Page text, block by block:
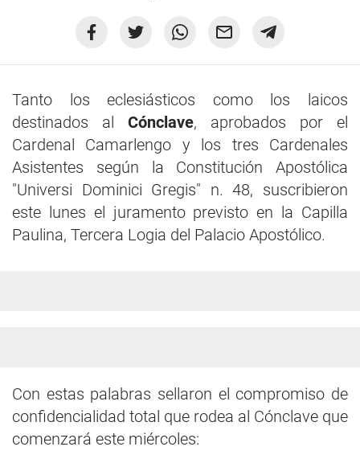
Tanto los eclesiásticos como los laicos
destinados al Cónclave, aprobados por el
Cardenal Camarlengo y los tres Cardenales
Asistentes según la Constitución Apostólica
"Universi Dominici Gregis" n. 48, suscribieron
este lunes el juramento previsto en la Capilla
Paulina, Tercera Logia del Palacio Apostólico.
Con estas palabras sellaron el compromiso de
confidencialidad total que rodea al Cónclave que
comenzará este miércoles: